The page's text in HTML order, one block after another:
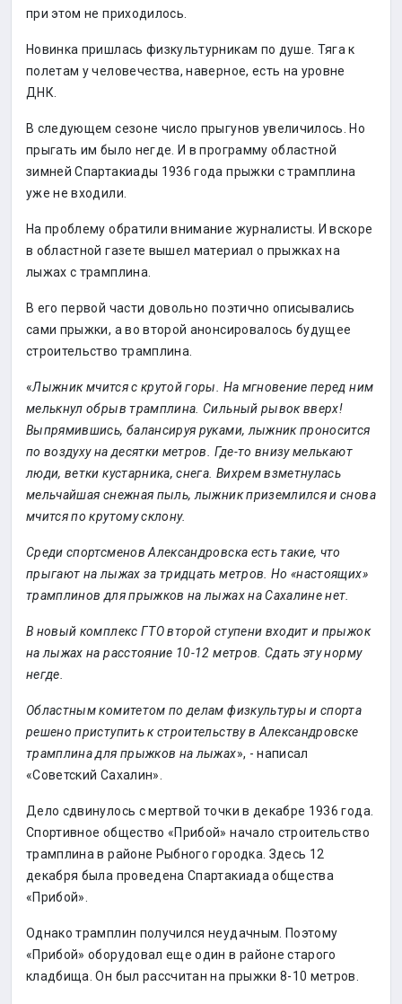
при этом не приходилось.
Новинка пришлась физкультурникам по душе. Тяга к
полетам у человечества, наверное, есть на уровне
ДНК.
В следующем сезоне число прыгунов увеличилось. Но
прыгать им было негде. И в программу областной
зимней Спартакиады 1936 года прыжки с трамплина
уже не входили.
На проблему обратили внимание журналисты. И вскоре
в областной газете вышел материал о прыжках на
лыжах с трамплина.
В его первой части довольно поэтично описывались
сами прыжки, а во второй анонсировалось будущее
строительство трамплина.
«Лыжник мчится с крутой горы. На мгновение перед ним
мелькнул обрыв трамплина. Сильный рывок вверх!
Выпрямившись, балансируя руками, лыжник проносится
по воздуху на десятки метров. Где-то внизу мелькают
люди, ветки кустарника, снега. Вихрем взметнулась
мельчайшая снежная пыль, лыжник приземлился и снова
мчится по крутому склону.
Среди спортсменов Александровска есть такие, что
прыгают на лыжах за тридцать метров. Но «настоящих»
трамплинов для прыжков на лыжах на Сахалине нет.
В новый комплекс ГТО второй ступени входит и прыжок
на лыжах на расстояние 10-12 метров. Сдать эту норму
негде.
Областным комитетом по делам физкультуры и спорта
решено приступить к строительству в Александровске
трамплина для прыжков на лыжах», - написал
«Советский Сахалин».
Дело сдвинулось с мертвой точки в декабре 1936 года.
Спортивное общество «Прибой» начало строительство
трамплина в районе Рыбного городка. Здесь 12
декабря была проведена Спартакиада общества
«Прибой».
Однако трамплин получился неудачным. Поэтому
«Прибой» оборудовал еще один в районе старого
кладбища. Он был рассчитан на прыжки 8-10 метров.